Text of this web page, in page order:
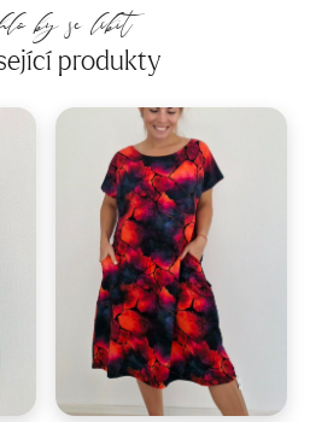
by se líbit
produkty
Velikost: 44-50